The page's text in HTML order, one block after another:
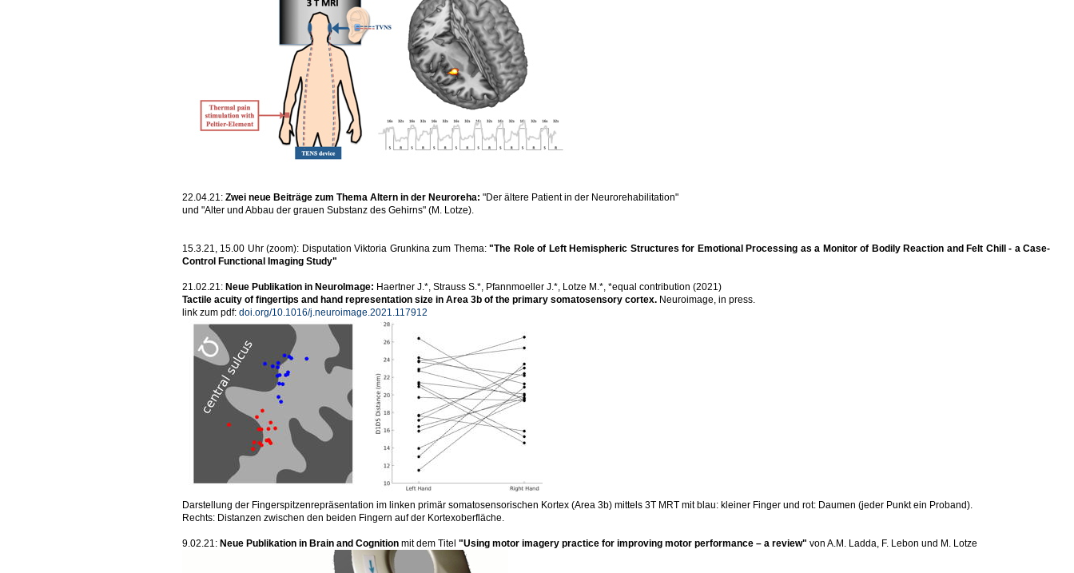
22.04.21: Zwei neue Beiträge zum Thema Altern in der Neuroreha: "Der ältere Patient in der Neurorehabilitation"
und "Alter und Abbau der grauen Substanz des Gehirns" (M. Lotze).
15.3.21, 15.00 Uhr (zoom): Disputation Viktoria Grunkina zum Thema:"The Role of Left Hemispheric Structures for Emotional Processing as a Monitor of Bodily Reaction and Felt Chill - a Case-
Control Functional Imaging Study"
21.02.21: Neue Publikation in NeuroImage: Haertner J.*, Strauss S.*, Pfannmoeller J.*, Lotze M.*, *equal contribution (2021)
Tactile acuity of fingertips and hand representation size in Area 3b of the primary somatosensory cortex. Neuroimage, in press.
link zum pdf: doi.org/10.1016/j.neuroimage.2021.117912
Darstellung der Fingerspitzenrepräsentation im linken primär somatosensorischen Kortex (Area 3b) mittels 3T MRT mit blau: kleiner Finger und rot: Daumen (jeder Punkt ein Proband).
Rechts: Distanzen zwischen den beiden Fingern auf der Kortexoberfläche.
9.02.21: Neue Publikation in Brain and Cognition mit dem Titel "Using motor imagery practice for improving motor performance – a review" von A.M. Ladda, F. Lebon und M. Lotze